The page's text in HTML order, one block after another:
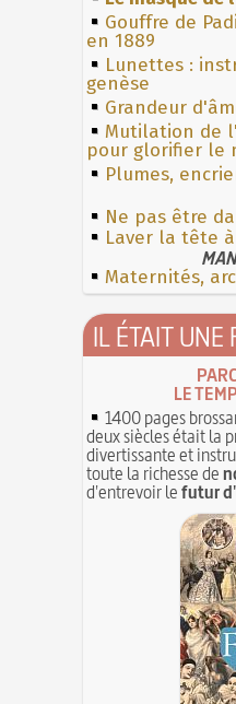
Gouffre de
en 1889
Lunettes :
genèse
Grandeur
Mutilation de
pour glorifier le
Plumes,
Ne pas être
Laver la tête
Maternités,
IL ÉTAIT UNE
LE
1400 pages
deux siècles était la
divertissante et
toute la richesse de
d'entrevoir lefutur